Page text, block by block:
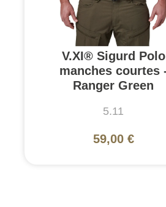
V.XI® Sigurd Polo
manches courtes
Ranger Green
5.11
59,00 €